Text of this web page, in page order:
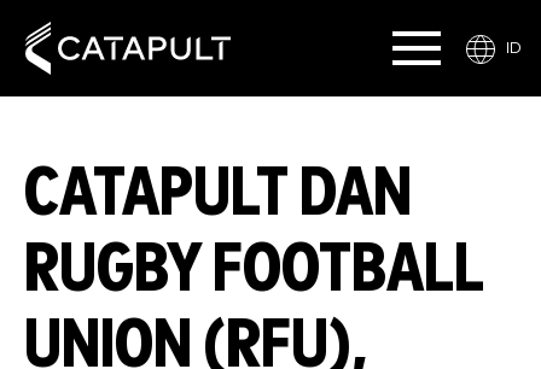
ID
CATAPULT DAN
RUGBY FOOTBALL
UNION (RFU),